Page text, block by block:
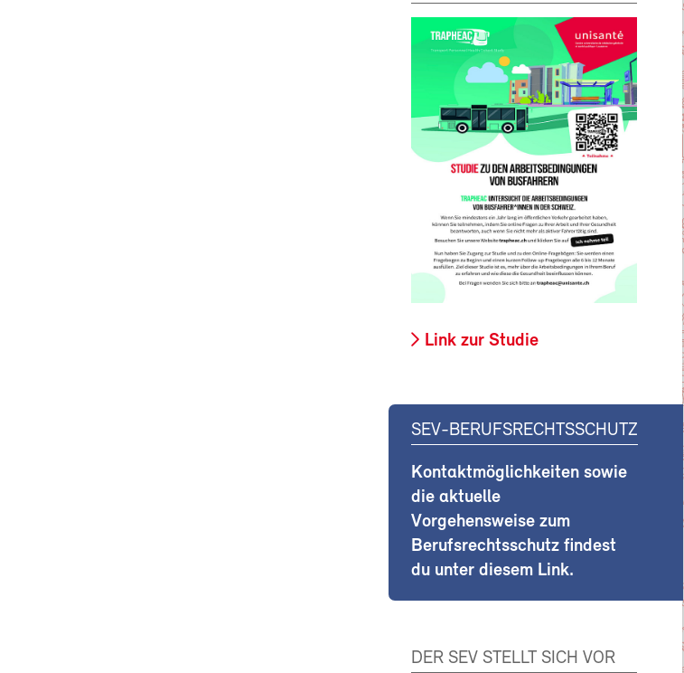
Link zur Studie
SEV-BERUFSRECHTSSCHUTZ
Kontaktmöglichkeiten sowie
die aktuelle
Vorgehensweise zum
Berufsrechtsschutz findest
du unter diesem Link.
DER SEV STELLT SICH VOR